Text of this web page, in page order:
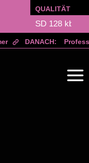
QUALITÄT
DANACH: